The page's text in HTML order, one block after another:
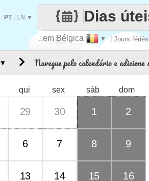
Faça
..em Bélgica ▼ | Jours
Dias
PT| EN ▼
Navegue pelo calendário e adicione
qui sex sáb dom
29 30 1 2
6 7 8 9
13 14 15 16
▼